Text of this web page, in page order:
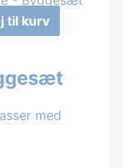
til kurv